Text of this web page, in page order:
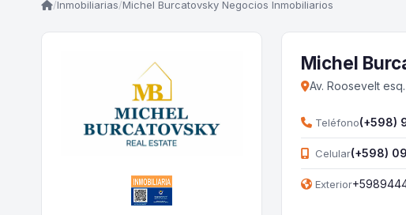
/Inmobiliarias/Michel Burcatovsky Negocios Inmobiliarios
Michel
Av. Roosevelt
Teléfono(+598)
Celular(+598)
Exterior